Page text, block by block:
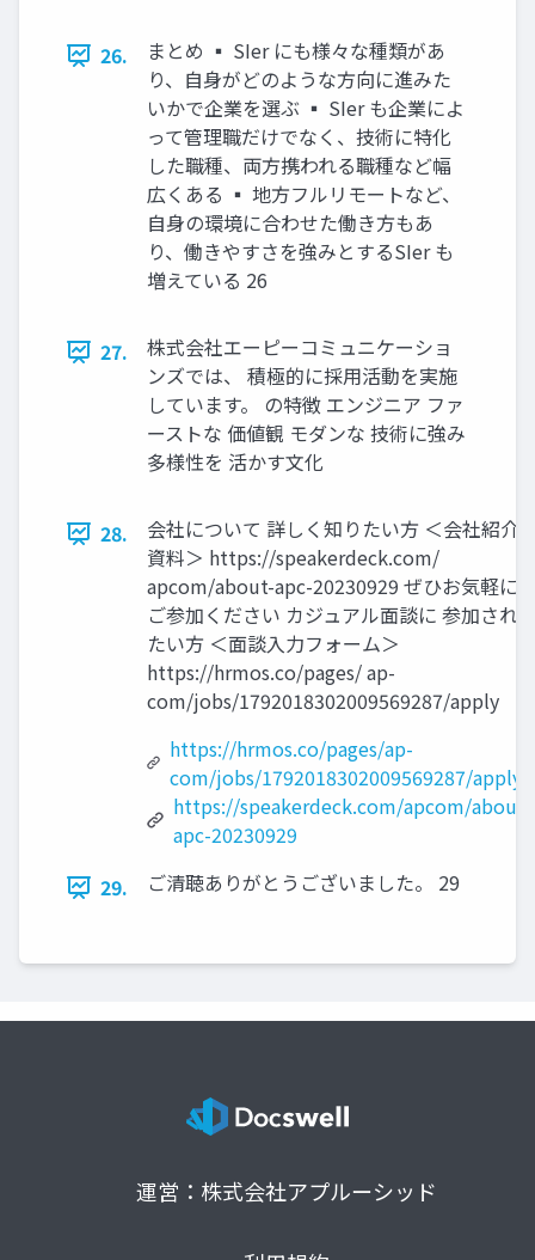
26.
まとめ ▪ SIer にも様々な種類があ
り、自身がどのような方向に進みた
いかで企業を選ぶ ▪ SIer も企業によ
って管理職だけでなく、技術に特化
した職種、両方携われる職種など幅
広くある ▪ 地方フルリモートなど、
自身の環境に合わせた働き方もあ
り、働きやすさを強みとするSIer も
増えている 26
27.
株式会社エーピーコミュニケーショ
ンズでは、 積極的に採用活動を実施
しています。 の特徴 エンジニア ファ
ーストな 価値観 モダンな 技術に強み
多様性を 活かす文化
28.
会社について 詳しく知りたい方 ＜会社紹介
資料＞ https://speakerdeck.com/
apcom/about-apc-20230929 ぜひお気軽に
ご参加ください カジュアル面談に 参加され
たい方 ＜面談入力フォーム＞
https://hrmos.co/pages/ ap-
com/jobs/1792018302009569287/apply
https://hrmos.co/pages/ap-
com/jobs/1792018302009569287/apply
https://speakerdeck.com/apcom/about-
apc-20230929
29.
ご清聴ありがとうございました。 29
運営：株式会社アプルーシッド